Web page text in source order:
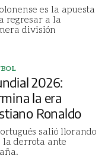
es la apuesta
regresar a la
división
2026:
la era
Ronaldo
salió llorando
la derrota ante